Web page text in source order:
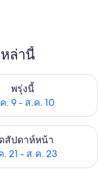
ล่านี้
. 9
พรุ่งนี้
. 9 - ส.ค. 10
นวนห้องพักว่างใน
- ส.ค. 16
สัปดาห์หน้า
. 21 - ส.ค. 23
นวนห้องพักว่างใน